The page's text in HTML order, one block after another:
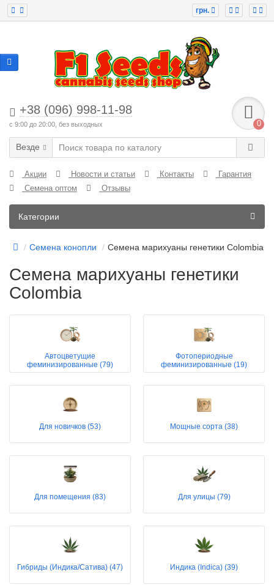
грн.
+38 (096) 998-11-98
с 9:00 до 20:00, без выходных 0
Везде
Акции Новости и статьи Контакты
Гарантия
Семена оптом
Отзывы
Категории
Семена конопли Семена марихуаны генетики Colombia
Семена марихуаны генетики
Colombia
Автоцветущие
феминизированные (79)
Фотопериодные
феминизированные (19)
Для новичков (53) Мощные сорта (38)
Для помещения (83) Для улицы (79)
Гибриды (Индика/Сатива) (47) Индика (Indica) (39)